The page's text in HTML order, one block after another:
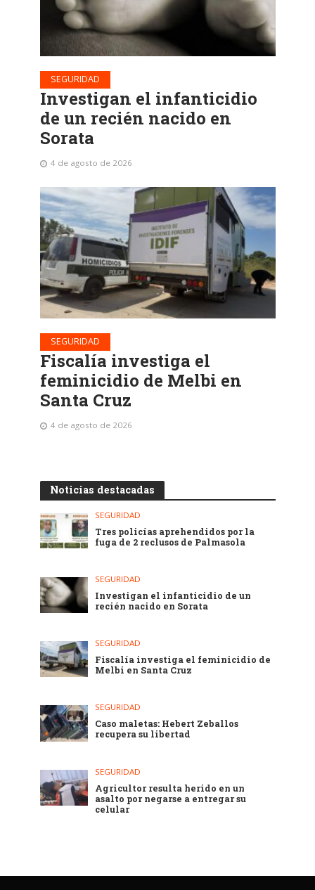
SEGURIDAD
Investigan el infanticidio
de un recién nacido en
Sorata
4 de agosto de 2026
SEGURIDAD
Fiscalía investiga el
feminicidio de Melbi en
Santa Cruz
4 de agosto de 2026
Noticias destacadas
SEGURIDAD
Tres policías aprehendidos por la
fuga de 2 reclusos de Palmasola
SEGURIDAD
Investigan el infanticidio de un
recién nacido en Sorata
SEGURIDAD
Fiscalía investiga el feminicidio de
Melbi en Santa Cruz
SEGURIDAD
Caso maletas: Hebert Zeballos
recupera su libertad
SEGURIDAD
Agricultor resulta herido en un
asalto por negarse a entregar su
celular